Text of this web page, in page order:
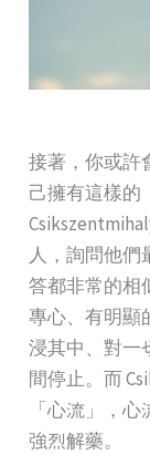
接著，你或許
己擁有這樣的
人，詢問他們
答都非常的相
專心、有明顯
浸其中、對一
間停止。而
「心流」，
強烈解藥。